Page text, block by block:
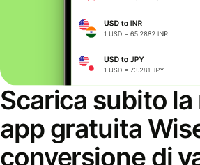
Scarica subito
app gratuita
conversione di